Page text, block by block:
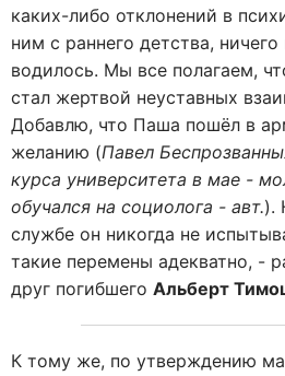
каких-либо отклонений в
ним с раннего детства,
водилось. Мы все полагаем,
стал жертвой неуставных
Добавлю, что Паша пошёл в
желанию (Павел
курса университета в мае -
обучался на социолога - авт.).
службе он никогда не
такие перемены адекватно, -
друг погибшего Альберт
К тому же, по утверждению